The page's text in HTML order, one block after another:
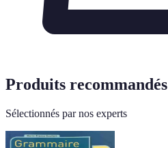
Produits recommandés
Sélectionnés par nos experts